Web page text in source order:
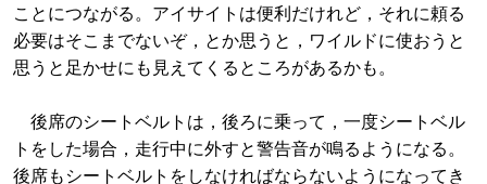
ことにつながる。アイサイトは便利だけれど，それに頼る
必要はそこまでないぞ，とか思うと，ワイルドに使おうと
思うと足かせにも見えてくるところがあるかも。
後席のシートベルトは，後ろに乗って，一度シートベル
トをした場合，走行中に外すと警告音が鳴るようになる。
後席もシートベルトをしなければならないようになってき